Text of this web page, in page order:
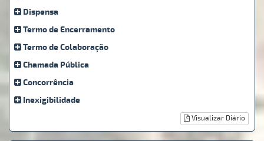
Dispensa
Termo de Encerramento
Termo de Colaboração
Chamada Pública
Concorrência
Inexigibilidade
Visualizar Diário